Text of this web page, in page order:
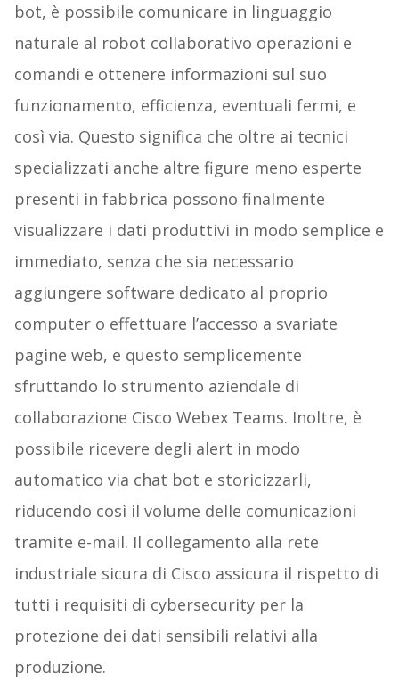
bot, è possibile comunicare in linguaggio
naturale al robot collaborativo operazioni e
comandi e ottenere informazioni sul suo
funzionamento, efficienza, eventuali fermi, e
così via. Questo significa che oltre ai tecnici
specializzati anche altre figure meno esperte
presenti in fabbrica possono finalmente
visualizzare i dati produttivi in modo semplice e
immediato, senza che sia necessario
aggiungere software dedicato al proprio
computer o effettuare l’accesso a svariate
pagine web, e questo semplicemente
sfruttando lo strumento aziendale di
collaborazione Cisco Webex Teams. Inoltre, è
possibile ricevere degli alert in modo
automatico via chat bot e storicizzarli,
riducendo così il volume delle comunicazioni
tramite e-mail. Il collegamento alla rete
industriale sicura di Cisco assicura il rispetto di
tutti i requisiti di cybersecurity per la
protezione dei dati sensibili relativi alla
produzione.